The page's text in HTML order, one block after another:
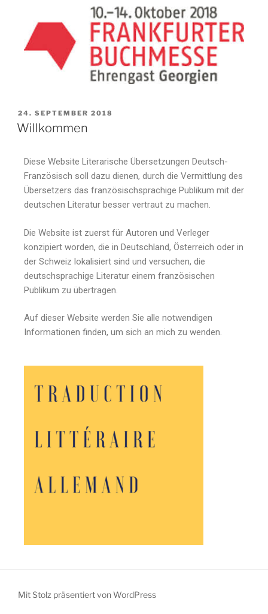
24. SEPTEMBER 2018
Willkommen
Diese Website Literarische Übersetzungen Deutsch-
Französisch soll dazu dienen, durch die Vermittlung des
Übersetzers das französischsprachige Publikum mit der
deutschen Literatur besser vertraut zu machen.
Die Website ist zuerst für Autoren und Verleger
konzipiert worden, die in Deutschland, Österreich oder in
der Schweiz lokalisiert sind und versuchen, die
deutschsprachige Literatur einem französischen
Publikum zu übertragen.
Auf dieser Website werden Sie alle notwendigen
Informationen finden, um sich an mich zu wenden.
Mit Stolz präsentiert von WordPress